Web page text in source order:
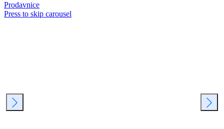
Prodavnice
Press to skip carousel